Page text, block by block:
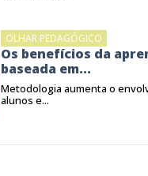
OLHAR PEDAGÓGICO
Os benefícios da
baseada em...
Metodologia aumenta o
alunos e...